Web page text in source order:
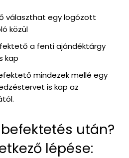
választhat egy logózott
közül
a fenti ajándéktárgy
kap
mindezek mellé egy
is kap az
után?
lépése: